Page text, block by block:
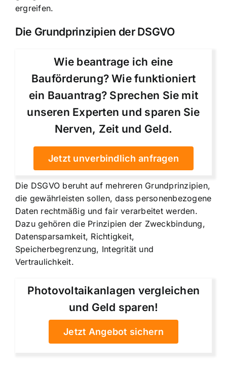
ergreifen.
Die Grundprinzipien der DSGVO
Wie beantrage ich eine
Bauförderung? Wie funktioniert
ein Bauantrag? Sprechen Sie mit
unseren Experten und sparen Sie
Nerven, Zeit und Geld.
Jetzt unverbindlich anfragen
Die DSGVO beruht auf mehreren Grundprinzipien,
die gewährleisten sollen, dass personenbezogene
Daten rechtmäßig und fair verarbeitet werden.
Dazu gehören die Prinzipien der Zweckbindung,
Datensparsamkeit, Richtigkeit,
Speicherbegrenzung, Integrität und
Vertraulichkeit.
Photovoltaikanlagen vergleichen
und Geld sparen!
Jetzt Angebot sichern